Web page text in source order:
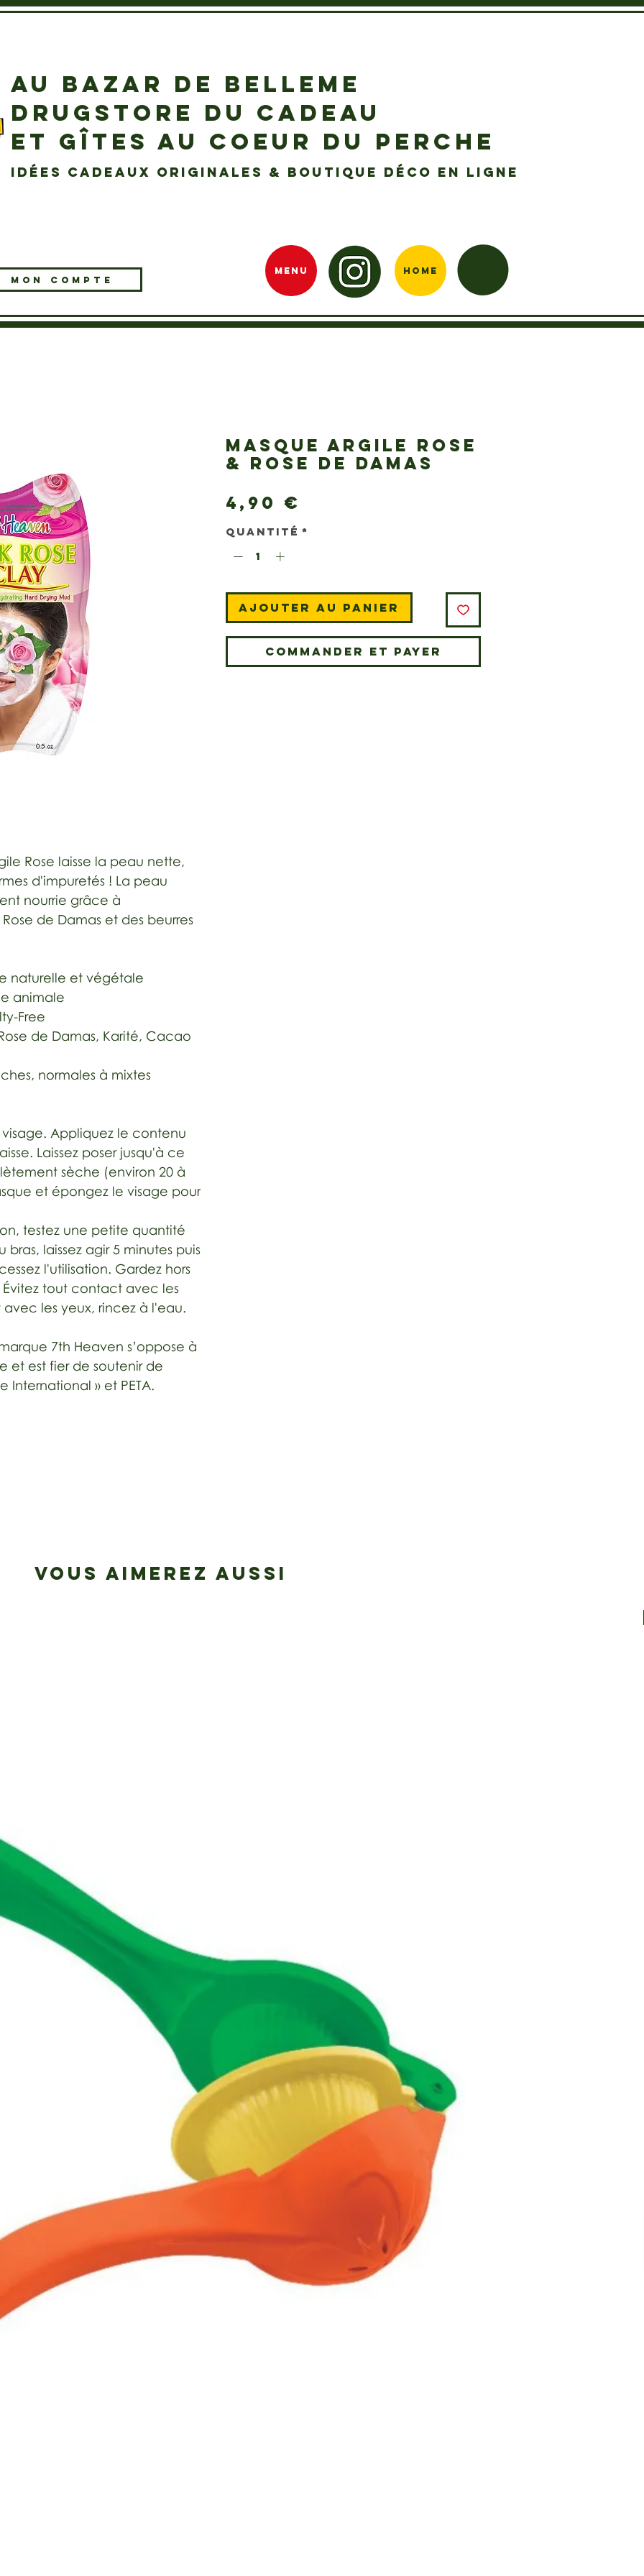
AU BAZAR DE BELLEME
DRUGSTORE DU CADEAU
ET GÎTES AU COEUR DU PERCHE
idées cadeaux originales & boutique déco en ligne
MON COMPTE
MENU Home
Rose laisse la peau nette,
d'impuretés ! La peau
nourrie grâce à
de Damas et des beurres
naturelle et végétale
animale
Free
de Damas, Karité, Cacao
normales à mixtes
Appliquez le contenu
Laissez poser jusqu'à ce
sèche (environ 20 à
et épongez le visage pour
testez une petite quantité
laissez agir 5 minutes puis
l'utilisation. Gardez hors
tout contact avec les
les yeux, rincez à l'eau.
7th Heaven s’oppose à
et est fier de soutenir de
International » et PETA.
MASQUE ARGILE ROSE
& ROSE DE DAMAS
4,90 €
Quantité *
Ajouter au panier
Commander et payer
VOUS AIMEREZ AUSSI